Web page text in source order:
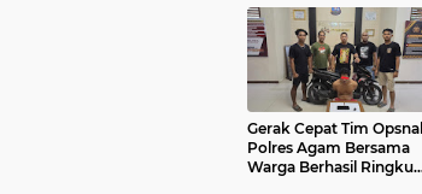
Gerak Cepat Tim Opsnal
Polres Agam Bersama
Warga Berhasil Ringkus